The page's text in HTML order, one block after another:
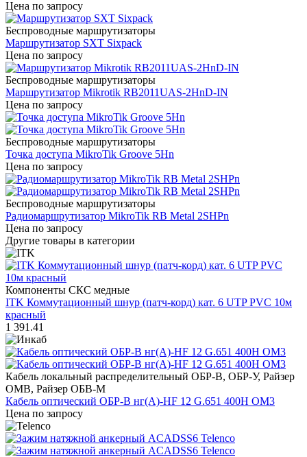
Цена по запросу
Беспроводные маршрутизаторы
Маршрутизатор SXT Sixpack
Цена по запросу
Беспроводные маршрутизаторы
Маршрутизатор Mikrotik RB2011UAS-2HnD-IN
Цена по запросу
Беспроводные маршрутизаторы
Точка доступа MikroTik Groove 5Hn
Цена по запросу
Беспроводные маршрутизаторы
Радиомаршрутизатор MikroTik RB Metal 2SHPn
Цена по запросу
Другие товары в категории
Компоненты СКС медные
ITK Коммутационный шнур (патч-корд) кат. 6 UTP PVC 10м
красный
1 391.41
Кабель локальный распределительный ОБР-В, ОБР-У, Райзер
ОМВ, Райзер ОБВ-М
Кабель оптический ОБР-В нг(A)-HF 12 G.651 400Н ОМ3
Цена по запросу